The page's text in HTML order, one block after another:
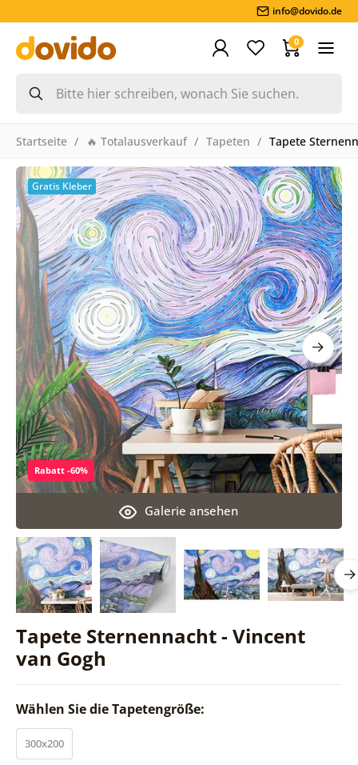
info@dovido.de
0
Startseite 🔥 Totalausverkauf Tapeten Tapete
Tapete Sternennacht - Vincent
van Gogh
Galerie ansehen
Rabatt -60%
Gratis Kleber
Wählen Sie die Tapetengröße:
300x200